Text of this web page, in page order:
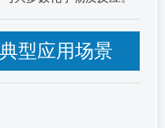
型应用场景